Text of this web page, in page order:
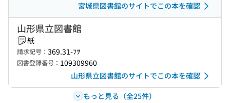
宮城県図書館のサイトでこの本を確認
山形県立図書館
紙
請求記号： 369.31-ﾌﾂ
図書登録番号： 109309960
山形県立図書館のサイトでこの本を確認
もっと見る（全25件）